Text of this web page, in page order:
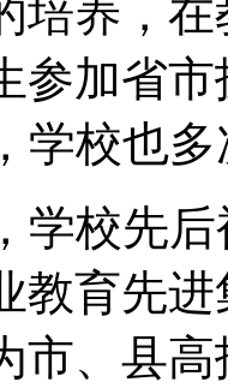
培养，
参加省
学校也
学校先
教育先
市、县